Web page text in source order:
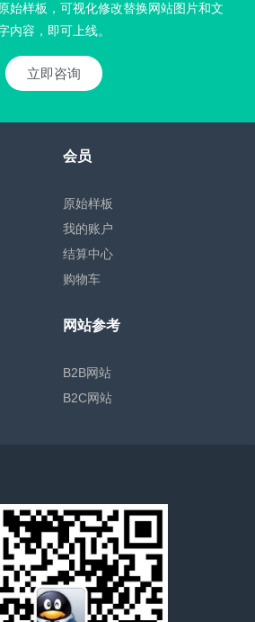
始样板，可视化修改替换网站图片和文
内容，即可上线。
立即咨询
会员
原始样板
我的账户
结算中心
购物车
网站参考
B2B网站
B2C网站